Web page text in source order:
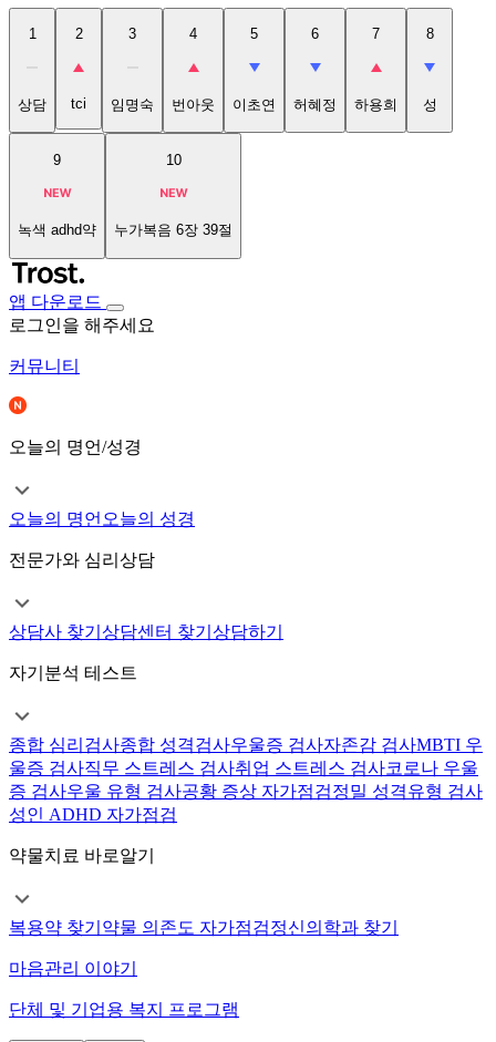
1
상담
2
tci
3
임명숙
4
번아웃
5
이초연
6
허혜정
7
하용희
8
성
9
녹색 adhd약
10
누가복음 6장 39절
앱 다운로드
로그인을 해주세요
커뮤니티
오늘의 명언/성경
오늘의 명언 오늘의 성경
전문가와 심리상담
상담사 찾기 상담센터 찾기 상담하기
자기분석 테스트
종합 심리검사종합 성격검사우울증 검사자존감 검사MBTI 우
울증 검사직무 스트레스 검사취업 스트레스 검사코로나 우울
증 검사우울 유형 검사공황 증상 자가점검정밀 성격유형 검사
성인 ADHD 자가점검
약물치료 바로알기
복용약 찾기 약물 의존도 자가점검정신의학과 찾기
마음관리 이야기
단체 및 기업용 복지 프로그램